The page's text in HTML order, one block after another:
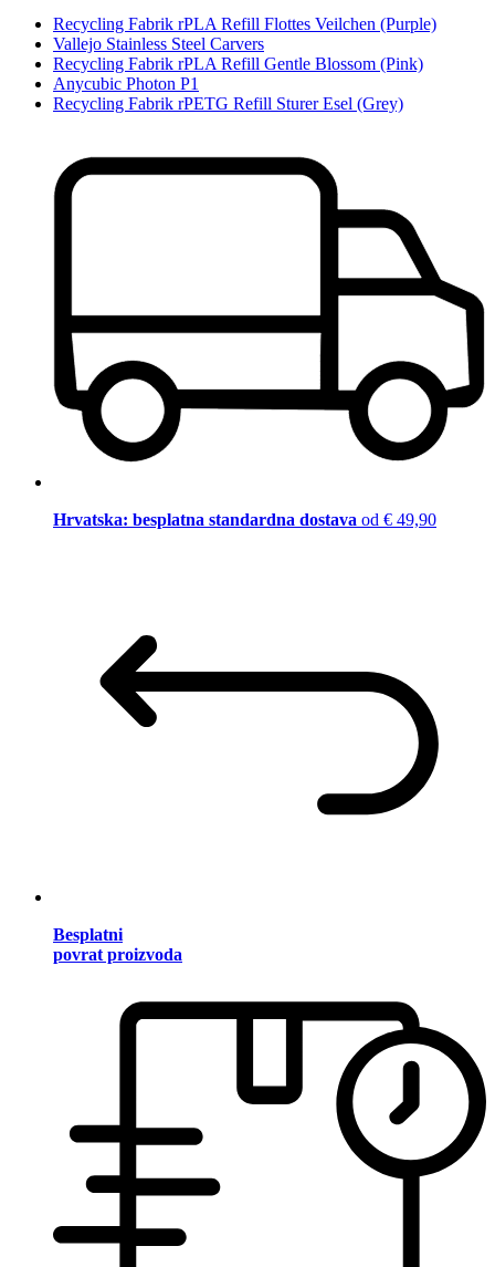
Recycling Fabrik rPLA Refill Flottes Veilchen (Purple)
Vallejo Stainless Steel Carvers
Recycling Fabrik rPLA Refill Gentle Blossom (Pink)
Anycubic Photon P1
Recycling Fabrik rPETG Refill Sturer Esel (Grey)
Hrvatska: besplatna standardna dostava od € 49,90
Besplatni
povrat proizvoda